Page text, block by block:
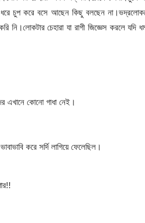
ধরে চুপ করে বসে আছেন কিছু বলছেন
নি।লোকটার চেহারা যা রাগী জিজ্ঞেস করলে যদি
এখানে কোনো গাধা নেই।
করে সর্দি লাগিয়ে ফেলেছিল।